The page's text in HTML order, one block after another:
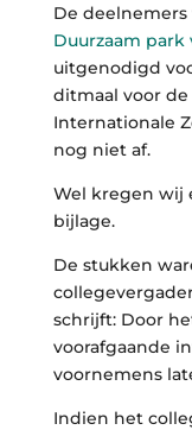
De deelnemers
Duurzaam park
uitgenodigd
ditmaal voor
Internationale
nog niet af.
Wel kregen wij
bijlage.
De stukken
schrijft: Door
voorafgaande
voornemens
Indien het